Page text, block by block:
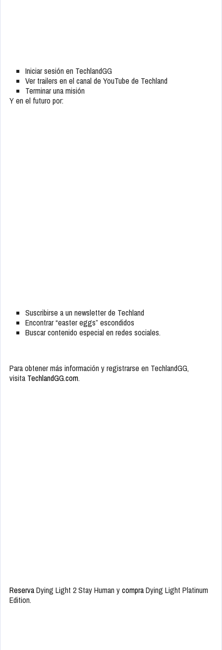
Iniciar sesión en TechlandGG
Ver trailers en el canal de YouTube de Techland
Terminar una misión
Y en el futuro por:
Suscribirse a un newsletter de Techland
Encontrar “easter eggs” escondidos
Buscar contenido especial en redes sociales.
Para obtener más información y registrarse en TechlandGG,
visita TechlandGG.com.
ReservaDying Light 2 Stay Human ycompraDying Light Platinum
Edition.